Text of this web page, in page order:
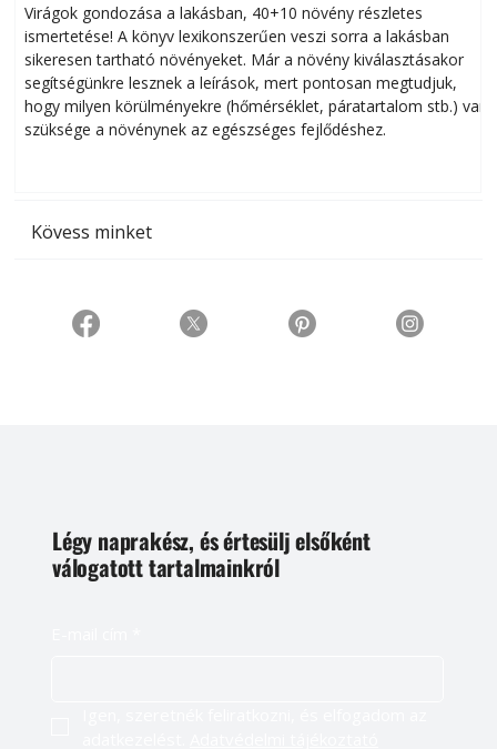
Virágok gondozása a lakásban, 40+10 növény részletes
ismertetése! A könyv lexikonszerűen veszi sorra a lakásban
sikeresen tart­ha­tó növényeket. Már a növény kiválasztásakor
segítségünkre lesznek a leírások, mert pontosan megtudjuk,
hogy milyen körülményekre (hőmérséklet, páratartalom stb.) van
szüksége a növénynek az egészséges fejlődéshez.
Kövess minket
Légy naprakész, és értesülj elsőként
válogatott tartalmainkról